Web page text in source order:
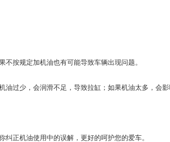
不按规定加机油也有可能导致车辆出现问题。
油过少，会润滑不足，导致拉缸；如果机油太多，会影
纠正机油使用中的误解，更好的呵护您的爱车。